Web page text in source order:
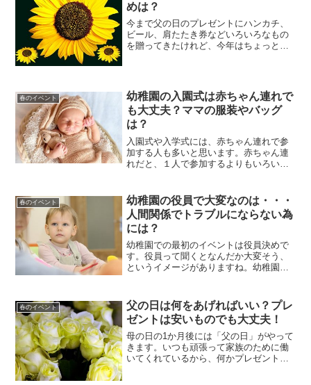
めは？
今まで父の日のプレゼントにハンカチ、
ビール、肩たたき券などいろいろなもの
を贈ってきたけれど、今年はちょっと趣
定番の花は何か知っていま...
春のイベント
幼稚園の入園式は赤ちゃん連れで
も大丈夫？ママの服装やバッグ
は？
入園式や入学式には、赤ちゃん連れで参
加する人も多いと思います。赤ちゃん連
れだと、１人で参加するよりもいろいろ
どういう服装で出席すると楽なのか？オ
ムツなどがあって多くなり...
春のイベント
幼稚園の役員で大変なのは・・・
人間関係でトラブルにならない為
には？
幼稚園での最初のイベントは役員決めで
す。役員って聞くとなんだか大変そう、
というイメージがありますね。幼稚園の
行っている時間帯に幼稚園へ足を運ぶこ
ととなります。なので、そ...
春のイベント
父の日は何をあげればいい？プレ
ゼントは安いものでも大丈夫！
母の日の1か月後には「父の日」がやって
きます。いつも頑張って家族のために働
いてくれているから、何かプレゼントし